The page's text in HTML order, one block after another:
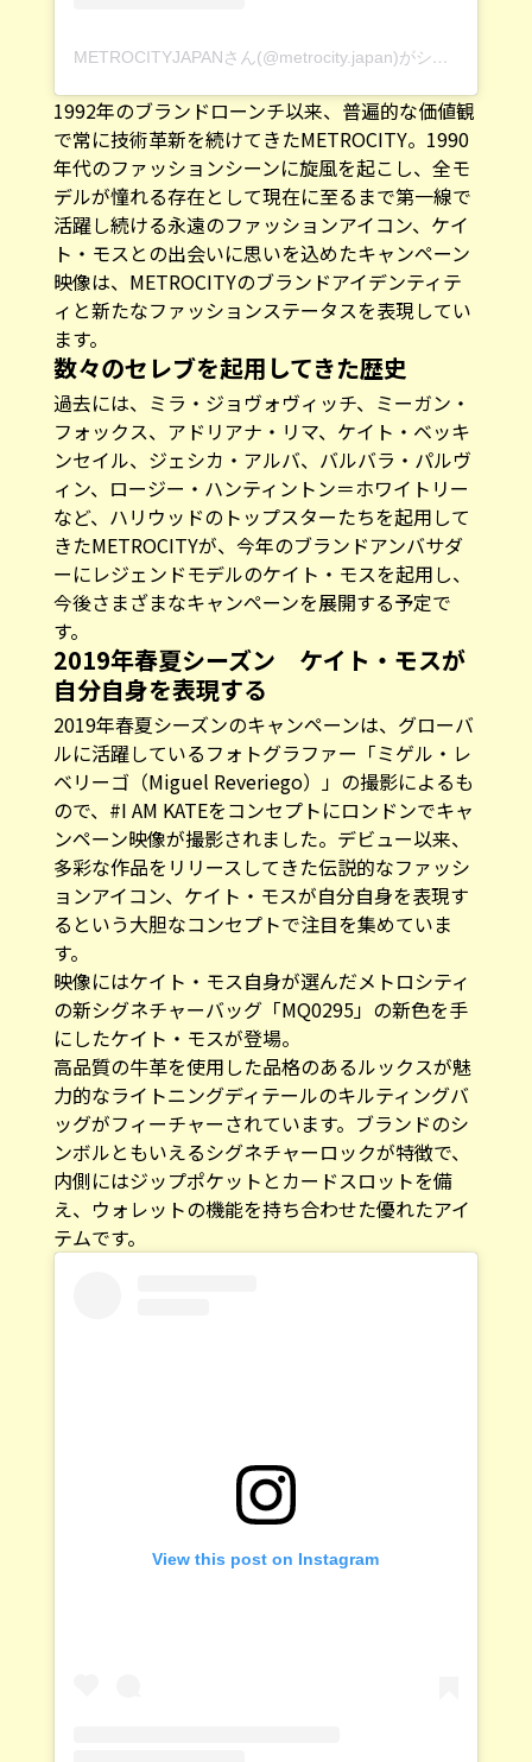
METROCITYJAPANさん(@metrocity.japan)がシェアした投稿
1992年のブランドローンチ以来、普遍的な価値観
で常に技術革新を続けてきたMETROCITY。1990
年代のファッションシーンに旋風を起こし、全モ
デルが憧れる存在として現在に至るまで第一線で
活躍し続ける永遠のファッションアイコン、ケイ
ト・モスとの出会いに思いを込めたキャンペーン
映像は、METROCITYのブランドアイデンティテ
ィと新たなファッションステータスを表現してい
ます。
数々のセレブを起用してきた歴史
過去には、ミラ・ジョヴォヴィッチ、ミーガン・
フォックス、アドリアナ・リマ、ケイト・ベッキ
ンセイル、ジェシカ・アルバ、バルバラ・パルヴ
ィン、ロージー・ハンティントン＝ホワイトリー
など、ハリウッドのトップスターたちを起用して
きたMETROCITYが、今年のブランドアンバサダ
ーにレジェンドモデルのケイト・モスを起用し、
今後さまざまなキャンペーンを展開する予定で
す。
2019年春夏シーズン ケイト・モスが
自分自身を表現する
2019年春夏シーズンのキャンペーンは、グローバ
ルに活躍しているフォトグラファー「ミゲル・レ
ベリーゴ（Miguel Reveriego）」の撮影によるも
ので、#I AM KATEをコンセプトにロンドンでキャ
ンペーン映像が撮影されました。デビュー以来、
多彩な作品をリリースしてきた伝説的なファッシ
ョンアイコン、ケイト・モスが自分自身を表現す
るという大胆なコンセプトで注目を集めていま
す。
映像にはケイト・モス自身が選んだメトロシティ
の新シグネチャーバッグ「MQ0295」の新色を手
にしたケイト・モスが登場。
高品質の牛革を使用した品格のあるルックスが魅
力的なライトニングディテールのキルティングバ
ッグがフィーチャーされています。ブランドのシ
ンボルともいえるシグネチャーロックが特徴で、
内側にはジップポケットとカードスロットを備
え、ウォレットの機能を持ち合わせた優れたアイ
テムです。
View this post on Instagram